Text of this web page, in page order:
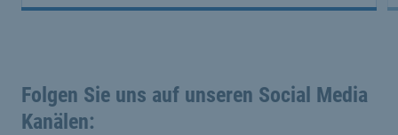
Folgen Sie uns auf unseren Social Media
Kanälen: